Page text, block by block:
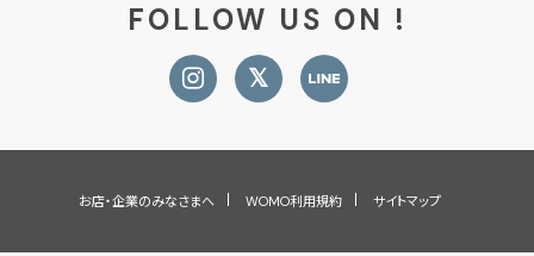
FOLLOW US ON !
お店・企業のみなさまへ WOMO利用規約 サイトマップ